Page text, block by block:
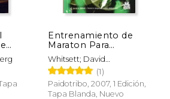
Entrenamiento de
Maraton Para
Principiantes
Whitsett; David
A..Dolgener; Forrest
A..Mabon Kole
(1)
Paidotribo, 2007, 1 Edición,
Tapa Blanda, Nuevo